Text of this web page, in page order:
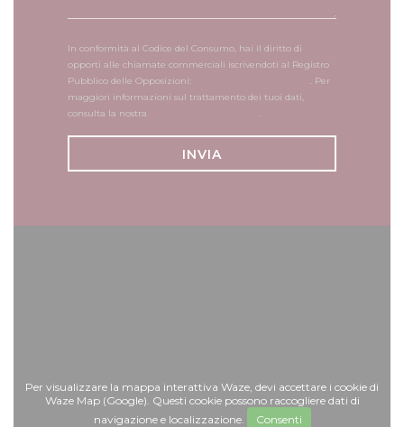
In conformità al Codice del Consumo, hai il diritto di
opporti alle chiamate commerciali iscrivendoti al Registro
Pubblico delle Opposizioni:
. Per
maggiori informazioni sul trattamento dei tuoi dati,
consulta la nostra
.
Per visualizzare la mappa interattiva Waze, devi accettare i cookie di
Waze Map (Google). Questi cookie possono raccogliere dati di
navigazione e localizzazione.
Consenti